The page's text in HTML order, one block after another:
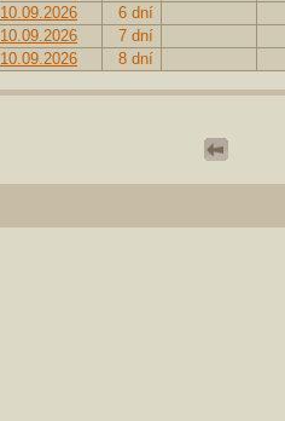
10.09.2026
6 dní
10.09.2026
7 dní
10.09.2026
8 dní